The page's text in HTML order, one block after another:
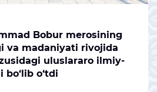
Bobur merosining
va madaniyati rivojida
uluslararo ilmiy-
o‘tdi